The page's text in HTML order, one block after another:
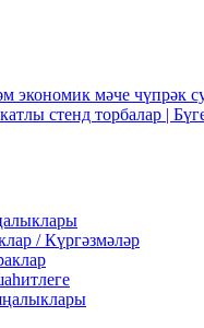
экономик мәче чүпрәк
стенд торбалар |
/ Күргәзмәләр